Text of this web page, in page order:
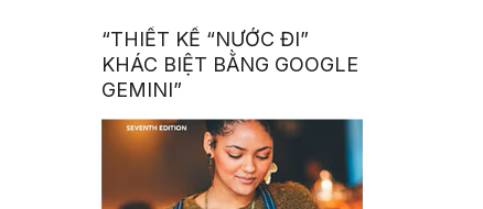
“THIẾT KẾ “NƯỚC ĐI”
KHÁC BIỆT BẰNG GOOGLE
GEMINI”